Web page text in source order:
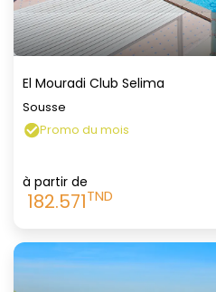
El Mouradi Club Selima
Sousse
Promo du mois
à partir de
182.571TND